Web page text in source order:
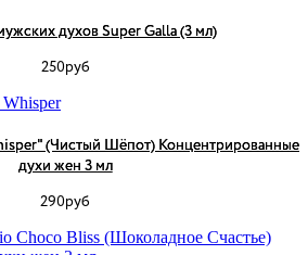
духов Super Galla (3 мл)
250руб
(Чистый Шёпот) Концентрированные
духи жен 3 мл
290руб